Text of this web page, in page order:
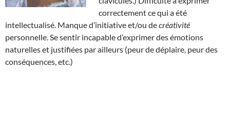
correctement ce qui a été
intellectualisé. Manque d’initiative et/ou decréativité
personnelle. Se sentir incapable d’exprimer des émotions
naturelles et justifiées par ailleurs (peur de déplaire, peur des
conséquences, etc.)